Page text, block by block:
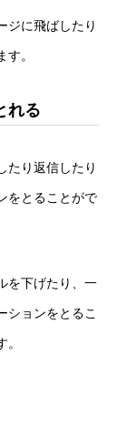
ジに飛ばしたり
。
れる
たり返信したり
をとることがで
を下げたり、一
ションをとるこ